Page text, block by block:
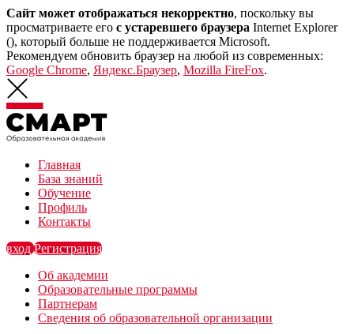
Сайт может отображаться некорректно, поскольку вы
просматриваете его с устаревшего браузера Internet Explorer
(), который больше не поддерживается Microsoft.
Рекомендуем обновить браузер на любой из современных:
Google Chrome, Яндекс.Браузер, Mozilla FireFox.
Главная
База знаний
Обучение
Профиль
Контакты
входРегистрация
Об академии
Образовательные программы
Партнерам
Сведения об образовательной организации